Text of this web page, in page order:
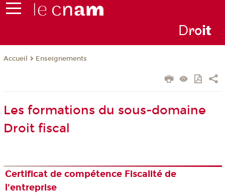
Droit
Accueil Enseignements
Les formations du sous-domaine
Droit fiscal
Certificat de compétence Fiscalité de
l'entreprise